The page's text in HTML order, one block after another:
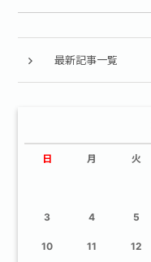
最新記事一覧
日 月 火
3 4 5
10 11 12